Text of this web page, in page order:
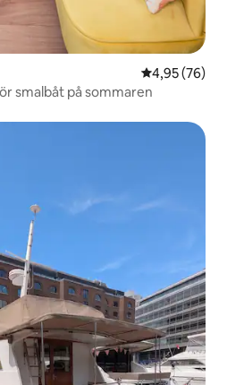
4,95 av 5 i
4,95 (76)
smalbåt på sommaren